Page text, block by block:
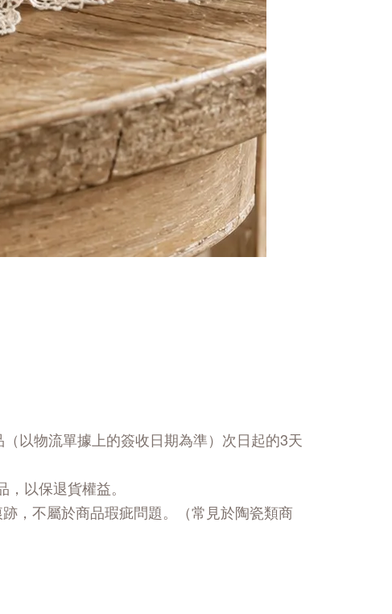
以物流單據上的簽收日期為準）次日起的3天
以保退貨權益。
，不屬於商品瑕疵問題。（常見於陶瓷類商